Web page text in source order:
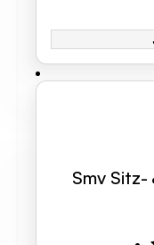
Smv Sitz-